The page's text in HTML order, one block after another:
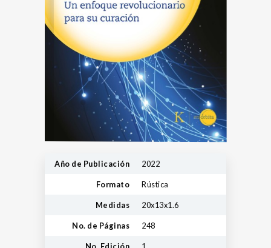
Año de Publicación 2022
Formato Rústica
Medidas 20x13x1.6
No. de Páginas 248
No. Edición 1